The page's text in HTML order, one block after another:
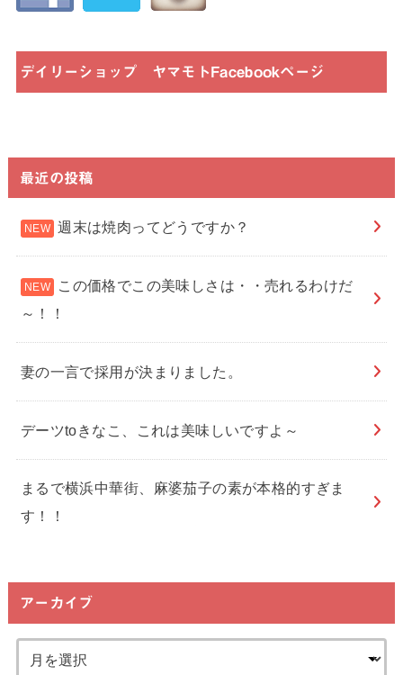
デイリーショップ ヤマモトFacebookページ
最近の投稿
週末は焼肉ってどうですか？
この価格でこの美味しさは・・売れるわけだ
～！！
妻の一言で採用が決まりました。
デーツtoきなこ、これは美味しいですよ～
まるで横浜中華街、麻婆茄子の素が本格的すぎま
す！！
アーカイブ